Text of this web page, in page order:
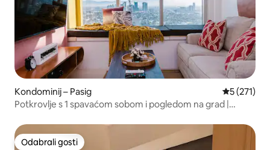
Kondominij – Pasig Prosječna
5 (271)
Potkrovlje s 1 spavaćom sobom i pogledom na grad |
Odabrali gosti
Odabrali gosti